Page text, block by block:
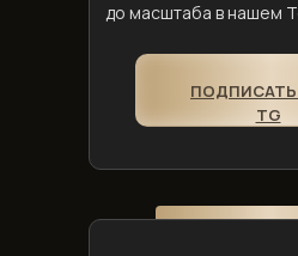
до масштаба в нашем
TG